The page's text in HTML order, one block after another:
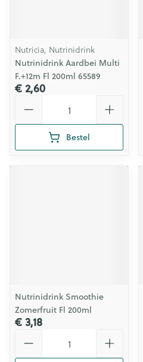
Nutricia, Nutrinidrink
Nutrinidrink Aardbei Multi
F.+12m Fl 200ml 65589
€ 2,60
Bestel
Nutrinidrink Smoothie
Zomerfruit Fl 200ml
€ 3,18